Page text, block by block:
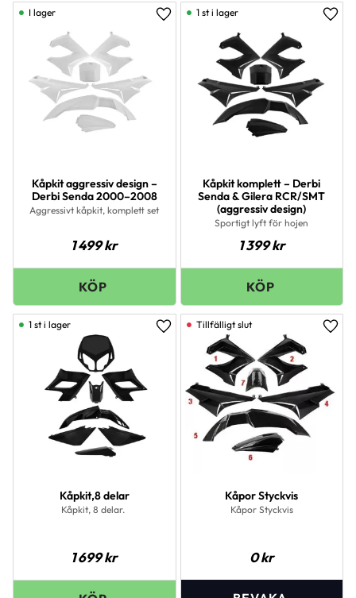
Kåpkit aggressiv design –
Derbi Senda 2000–2008
Aggressivt kåpkit, komplett set
1 499kr
Lägg till i favoriter
I lager
Kåpkit komplett – Derbi
Senda & Gilera RCR/SMT
(aggressiv design)
Sportigt lyft för hojen
1 399kr
1 st i lager
Kåpkit,8 delar
Kåpkit, 8 delar.
1 699kr
Lägg till i favoriter
1 st i lager
Kåpor Styckvis
Kåpor Styckvis
0kr